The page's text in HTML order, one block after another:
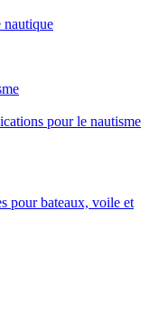
nautique
pour le nautisme
pour bateaux, voile et